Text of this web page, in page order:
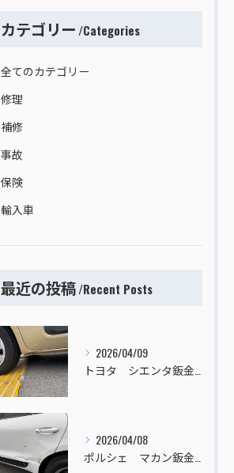
カテゴリー Categories
全てのカテゴリー
修理
補修
事故
保険
輸入車
最近の投稿 Recent Posts
2026/04/09
2026/04/08